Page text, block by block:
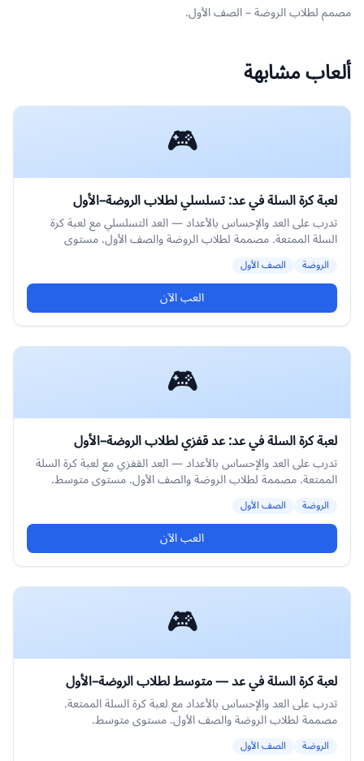
مصمم لطلاب الروضة – الصف الأول.
ألعاب مشابهة
🎮
لعبة كرة السلة في عد: تسلسلي لطلاب الروضة–الأول
تدرب على العد والإحساس بالأعداد — العد التسلسلي مع لعبة كرة
السلة الممتعة. مصممة لطلاب الروضة والصف الأول. مستوى
متوسط.
الروضة الصف الأول
العب الآن
🎮
لعبة كرة السلة في عد: عد قفزي لطلاب الروضة–الأول
تدرب على العد والإحساس بالأعداد — العد القفزي مع لعبة كرة السلة
الممتعة. مصممة لطلاب الروضة والصف الأول. مستوى متوسط.
الروضة الصف الأول
العب الآن
🎮
لعبة كرة السلة في عد — متوسط لطلاب الروضة–الأول
تدرب على العد والإحساس بالأعداد مع لعبة كرة السلة الممتعة.
مصممة لطلاب الروضة والصف الأول. مستوى متوسط.
الروضة الصف الأول